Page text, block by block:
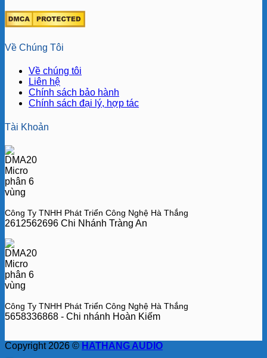
Về Chúng Tôi
Về chúng tôi
Liên hệ
Chính sách bảo hành
Chính sách đại lý, hợp tác
Tài Khoản
Công Ty TNHH Phát Triển Công Nghệ Hà Thắng
2612562696 Chi Nhánh Tràng An
Công Ty TNHH Phát Triển Công Nghệ Hà Thắng
5658336868 - Chi nhánh Hoàn Kiếm
Copyright 2026 © HATHANG AUDIO